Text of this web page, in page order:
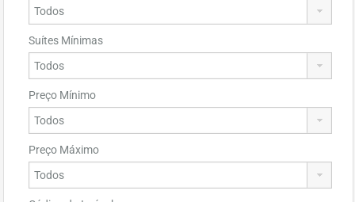
Suítes Mínimas
Preço Mínimo
Preço Máximo